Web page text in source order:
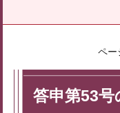
ペー
答申第53号